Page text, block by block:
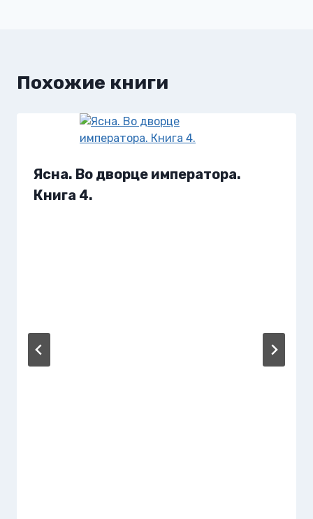
Похожие книги
Ясна. Во дворце императора.
Книга 4.